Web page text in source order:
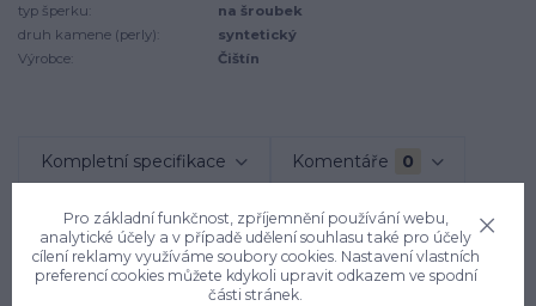
typ šperku:
na šroubek
druh kamene (perly):
syntetický
Výrobce:
Čištín
Kompletní specifikace Komentáře 0
Kompletní specifikace
Náušnice ze žlutého zlata jsou zdobeny čirými zirkony.
Pro základní funkčnost, zpříjemnění používání webu,
analytické účely a v případě udělení souhlasu také pro účely
cílení reklamy využíváme soubory cookies. Nastavení vlastních
preferencí cookies můžete kdykoli upravit odkazem ve spodní
části stránek.